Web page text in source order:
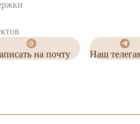
на почту Наш